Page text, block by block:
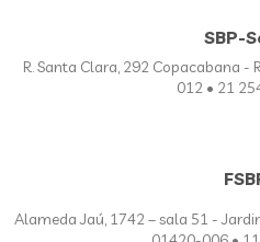
SBP-
R. Santa Clara, 292 Copacabana -
012 • 21
Alameda Jaú, 1742 – sala 51 -